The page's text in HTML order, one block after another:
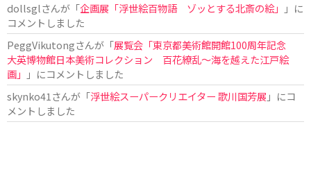
dollsglさんが「企画展「浮世絵百物語 ゾッとする北斎の絵」
」に
コメントしました
PeggVikutongさんが「展覧会「東京都美術館開館100周年記念
大英博物館日本美術コレクション 百花繚乱〜海を越えた江戸絵
画」
」にコメントしました
skynko41 さんが「浮世絵スーパークリエイター 歌川国芳展 」にコ
メントしました